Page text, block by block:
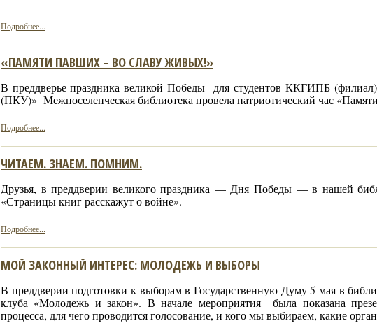
Подробнее...
«ПАМЯТИ ПАВШИХ – ВО СЛАВУ ЖИВЫХ!»
В преддверье праздника великой Победы для студентов ККГИПБ
(ПКУ)» Межпоселенческая библиотека провела патриотический час
Подробнее...
ЧИТАЕМ. ЗНАЕМ. ПОМНИМ.
Друзья, в преддверии великого праздника — Дня Победы — в нашей
«Страницы книг расскажут о войне».
Подробнее...
МОЙ ЗАКОННЫЙ ИНТЕРЕС: МОЛОДЕЖЬ И ВЫБОРЫ
В преддверии подготовки к выборам в Государственную Думу 5 мая в
клуба «Молодежь и закон». В начале мероприятия была показана
процесса, для чего проводится голосование, и кого мы выбираем, какие